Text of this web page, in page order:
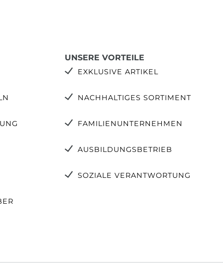
UNSERE VORTEILE
EXKLUSIVE ARTIKEL
NACHHALTIGES SORTIMENT
FAMILIENUNTERNEHMEN
AUSBILDUNGSBETRIEB
SOZIALE VERANTWORTUNG